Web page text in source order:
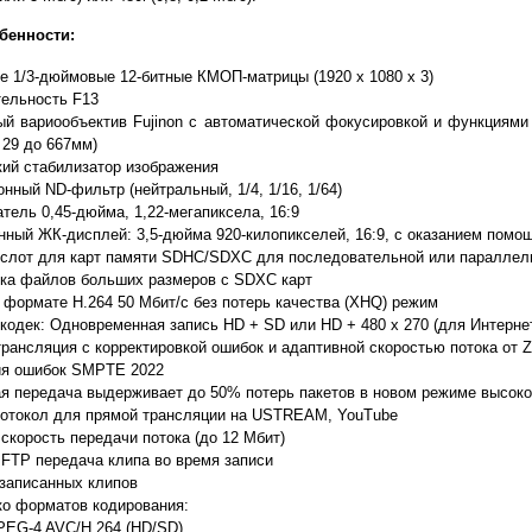
1/3-дюймовые 12-битные КМОП-матрицы (1920 x 1080 x 3)
F13
вариообъектив Fujinon с автоматической фокусировкой и
до 667мм)
стабилизатор изображения
ND-фильтр (нейтральный, 1/4, 1/16, 1/64)
0,45-дюйма, 1,22-мегапиксела, 16:9
ЖК-дисплей: 3,5-дюйма 920-килопикселей, 16:9, с оказанием
для карт памяти SDHC/SDXC для последовательной или
файлов больших размеров с SDXC карт
H.264 50 Mбит/с без потерь качества (XHQ) режим
Одновременная запись HD + SD или HD + 480 x 270 (для
с корректировкой ошибок и адаптивной скоростью потока от
ошибок SMPTE 2022
передача выдерживает до 50% потерь пакетов в новом режиме
для прямой трансляции на USTREAM, YouTube
передачи потока (до 12 Мбит)
передача клипа во время записи
клипов
форматов кодирования:
4 AVC/H.264 (HD/SD)